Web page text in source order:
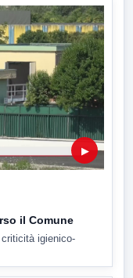
▶
il Comune
igienico-